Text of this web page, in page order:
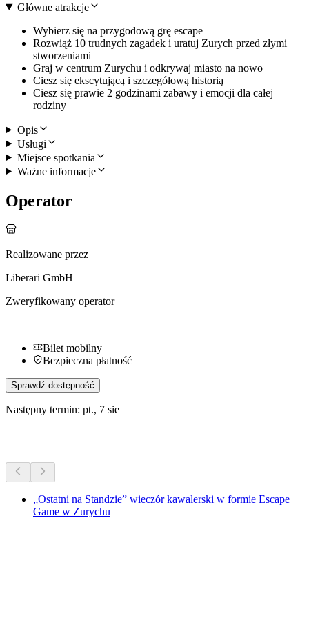
Główne atrakcje
Wybierz się na przygodową grę escape
Rozwiąż 10 trudnych zagadek i uratuj Zurych przed złymi
stworzeniami
Graj w centrum Zurychu i odkrywaj miasto na nowo
Ciesz się ekscytującą i szczegółową historią
Ciesz się prawie 2 godzinami zabawy i emocji dla całej
rodziny
Opis
Usługi
Miejsce spotkania
Ważne informacje
Operator
Realizowane przez
Liberari GmbH
Zweryfikowany operator
Bilet mobilny
Bezpieczna płatność
Sprawdź dostępność
Następny termin: pt., 7 sie
„Ostatni na Standzie” wieczór kawalerski w formie Escape
Game w Zurychu